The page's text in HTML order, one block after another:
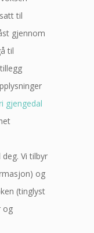
til
gjennom
til
gjengedal
Vi tilbyr
og
(tinglyst
og